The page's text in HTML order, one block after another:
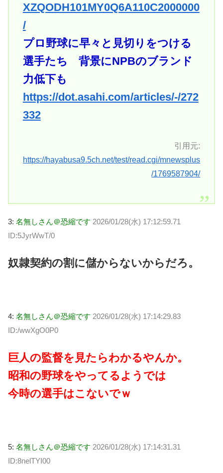
XZQODH101MY0Q6A110C2000000
/
プロ野球に早々と見切りをつける
選手たち 背景にNPBのブランド
力低下も
https://dot.asahi.com/articles/-/272
332
引用元:
https://hayabusa9.5ch.net/test/read.cgi/mnewsplus
/1769587904/
3: 名無しさん＠恐縮です 2026/01/28(水) 17:12:59.71
ID:5JyrWwT/0
奴隷契約の割に儲からないからだろ。
4: 名無しさん＠恐縮です 2026/01/28(水) 17:14:29.83
ID:/wwXgO0P0
巨人の監督を見たらわかるやんか。
昭和の野球をやってるようでは
今時の選手はこないでｗ
5: 名無しさん＠恐縮です 2026/01/28(水) 17:14:31.31
ID:8nelTYI00